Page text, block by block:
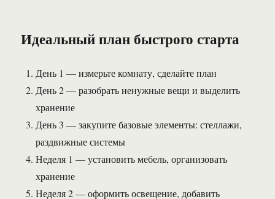
Идеальный план быстрого старта
День 1 — измерьте комнату, сделайте план
День 2 — разобрать ненужные вещи и выделить
хранение
День 3 — закупите базовые элементы: стеллажи,
раздвижные системы
Неделя 1 — установить мебель, организовать
хранение
Неделя 2 — оформить освещение, добавить